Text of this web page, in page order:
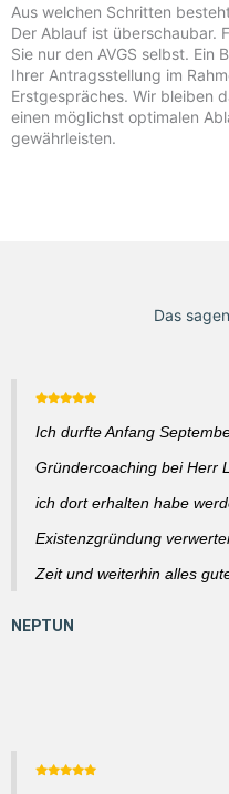
Aus welchen Schritten
Der Ablauf ist überschaubar.
Sie nur den AVGS selbst. Ein
Ihrer Antragsstellung im
Erstgespräches. Wir bleiben
einen möglichst optimalen
gewährleisten.
Das
Ich durfte Anfang
Gründercoaching bei Herr
ich dort erhalten habe
Existenzgründung
Zeit und weiterhin alles